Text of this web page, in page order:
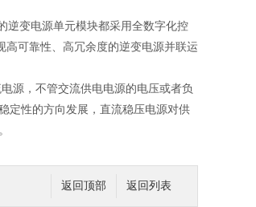
逆变电源单元模块都采用全数字化控
可靠性、高冗余度的逆变电源并联运
源，不管交流供电电源的电压或者负
定性的方向发展，直流稳压电源对供
返回列表
返回顶部